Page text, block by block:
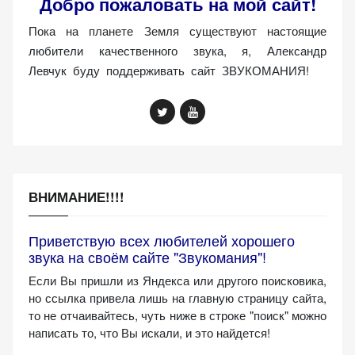
Пока на планете Земля существуют настоящие
любители качественного звука, я, Александр
Левчук буду поддерживать сайт ЗВУКОМАНИЯ!
ВНИМАНИЕ!!!!
Приветствую всех любителей хорошего
звука на своём сайте "Звукомания"!
Если Вы пришли из Яндекса или другого поисковика,
но ссылка привела лишь на главную страницу сайта,
то не отчаивайтесь, чуть ниже в строке "поиск" можно
написать то, что Вы искали, и это найдется!
персонализированного
контента и
предложений.